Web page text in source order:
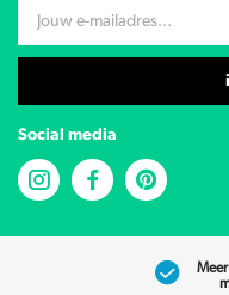
Social media